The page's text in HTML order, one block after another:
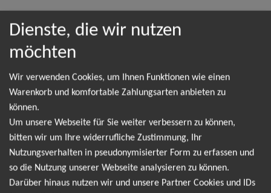
Leider gibt es aktuell von Kid Cudi keine Termine.
Wir informieren dich jedoch gerne direkt, sobald
es neue Termine gibt. Einfach hier für den Kid
Cudi Newsletter anmelden und keine Angebote
und Tourdaten mehr verpassen!
Dienste, die wir nutzen
möchten
Wir verwenden Cookies, um Ihnen Funktionen wie einen
Warenkorb und komfortable Zahlungsarten anbieten zu
können.
Um unsere Webseite für Sie weiter verbessern zu können,
bitten wir um Ihre widerrufliche Zustimmung, Ihr
Nutzungsverhalten in pseudonymisierter Form zu erfassen und
so die Nutzung unserer Webseite analysieren zu können.
Darüber hinaus nutzen wir und unsere Partner Cookies und IDs